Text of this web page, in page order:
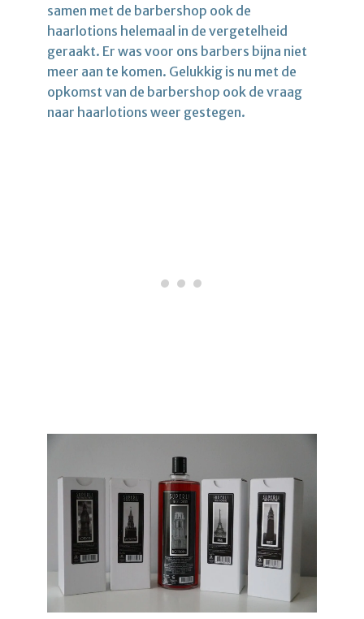
samen met de barbershop ook de
haarlotions helemaal in de vergetelheid
geraakt. Er was voor ons barbers bijna niet
meer aan te komen. Gelukkig is nu met de
opkomst van de barbershop ook de vraag
naar haarlotions weer gestegen.